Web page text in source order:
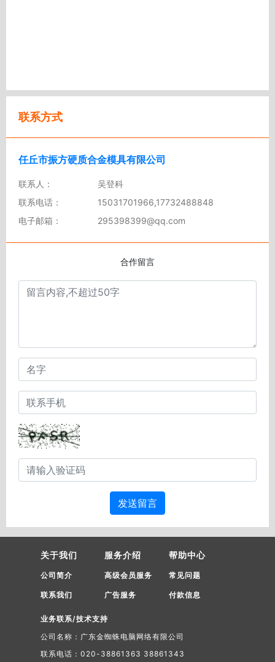
联系方式
任丘市振方硬质合金模具有限公司
联系人：
吴登科
联系电话：
15031701966,17732488848
电子邮箱：
295398399@qq.com
合作留言
发送留言
关于我们
公司简介
联系我们
服务介绍
高级会员服务
广告服务
帮助中心
常见问题
付款信息
业务联系/技术支持
公司名称：广东金蜘蛛电脑网络有限公司
联系电话：020-38861363 38861343